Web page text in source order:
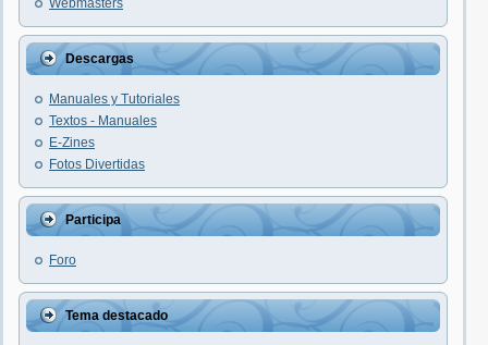
Webmasters
Descargas
Manuales y Tutoriales
Textos - Manuales
E-Zines
Fotos Divertidas
Participa
Foro
Tema destacado